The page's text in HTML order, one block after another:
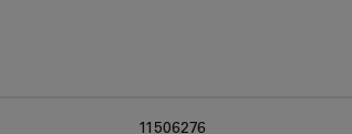
11506276